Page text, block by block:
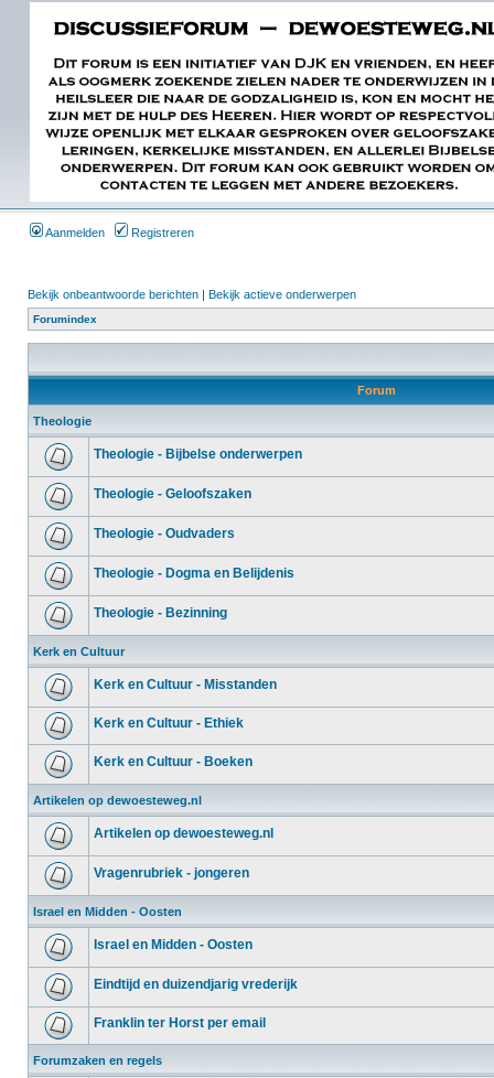
Aanmelden Registreren
Bekijk onbeantwoorde berichten | Bekijk actieve onderwerpen
Forumindex
Forum
Theologie
Theologie - Bijbelse onderwerpen
Theologie - Geloofszaken
Theologie - Oudvaders
Theologie - Dogma en Belijdenis
Theologie - Bezinning
Kerk en Cultuur
Kerk en Cultuur - Misstanden
Kerk en Cultuur - Ethiek
Kerk en Cultuur - Boeken
Artikelen op dewoesteweg.nl
Artikelen op dewoesteweg.nl
Vragenrubriek - jongeren
Israel en Midden - Oosten
Israel en Midden - Oosten
Eindtijd en duizendjarig vrederijk
Franklin ter Horst per email
Forumzaken en regels